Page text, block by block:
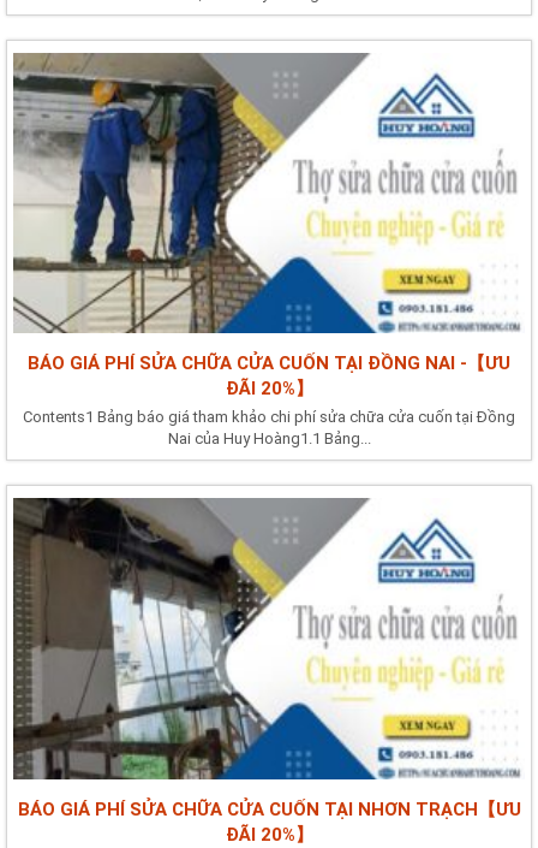
BÁO GIÁ PHÍ SỬA CHỮA CỬA CUỐN TẠI ĐỒNG NAI -【ƯU
ĐÃI 20%】
Contents1 Bảng báo giá tham khảo chi phí sửa chữa cửa cuốn tại Đồng
Nai của Huy Hoàng1.1 Bảng...
BÁO GIÁ PHÍ SỬA CHỮA CỬA CUỐN TẠI NHƠN TRẠCH【ƯU
ĐÃI 20%】